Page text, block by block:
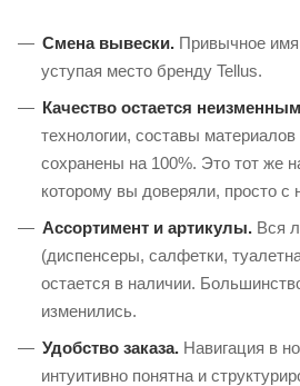
Смена вывески. Привычное имя
уступая место бренду Tellus.
Качество остается
технологии, составы материалов
сохранены на 100%. Это тот же
которому вы доверяли, просто с
Ассортимент и артикулы. Вся
(диспенсеры, салфетки,
остается в наличии.
изменились.
Удобство заказа. Навигация в
интуитивно понятна и